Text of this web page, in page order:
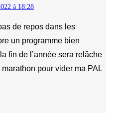
à 18:28
de repos dans les
un programme bien
fin de l’année sera relâche
pour vider ma PAL